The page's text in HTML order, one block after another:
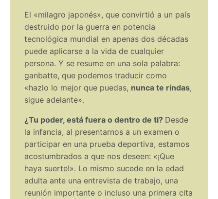
El «milagro japonés», que convirtió a un país
destruido por la guerra en potencia
tecnológica mundial en apenas dos décadas
puede aplicarse a la vida de cualquier
persona. Y se resume en una sola palabra:
ganbatte, que podemos traducir como
«hazlo lo mejor que puedas, nunca te rindas,
sigue adelante».
¿Tu poder, está fuera o dentro de ti? Desde
la infancia, al presentarnos a un examen o
participar en una prueba deportiva, estamos
acostumbrados a que nos deseen: «¡Que
haya suerte!». Lo mismo sucede en la edad
adulta ante una entrevista de trabajo, una
reunión importante o incluso una primera cita